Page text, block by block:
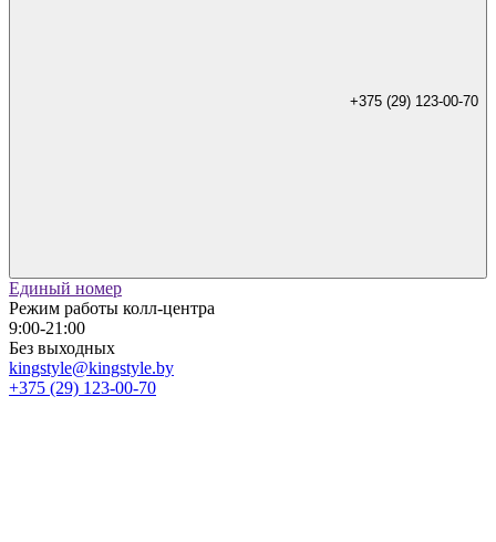
+375 (29) 123-00-70
Единый номер
Режим работы колл-центра
9:00-21:00
Без выходных
kingstyle@kingstyle.by
+375 (29) 123-00-70